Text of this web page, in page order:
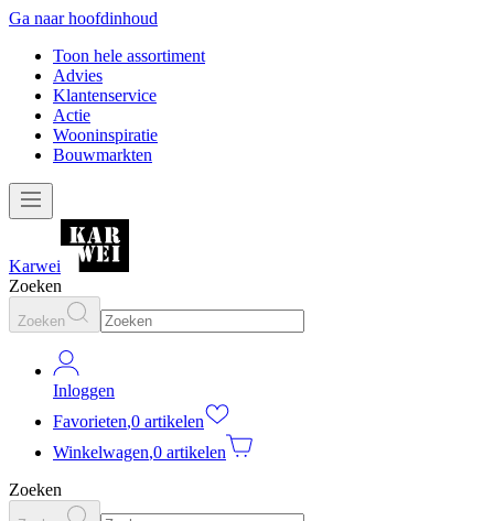
Ga naar hoofdinhoud
Toon hele assortiment
Advies
Klantenservice
Actie
Wooninspiratie
Bouwmarkten
Karwei
Zoeken
Zoeken
Inloggen
Favorieten,0 artikelen
Winkelwagen,0 artikelen
Zoeken